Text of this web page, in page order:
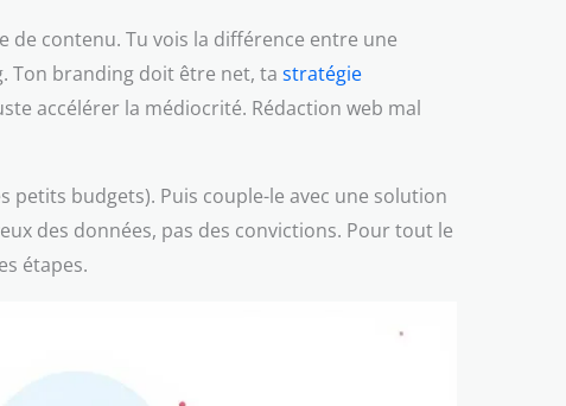
de contenu. Tu vois la différence entre une
Ton branding doit être net, ta stratégie
accélérer la médiocrité. Rédaction web mal
petits budgets). Puis couple-le avec une solution
des données, pas des convictions. Pour tout le
étapes.